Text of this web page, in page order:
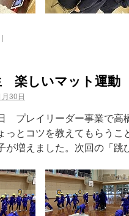
|
楽しいマット運動
30日
プレイリーダー事業で高
とコツを教えてもらうこ
が増えました。次回の「跳